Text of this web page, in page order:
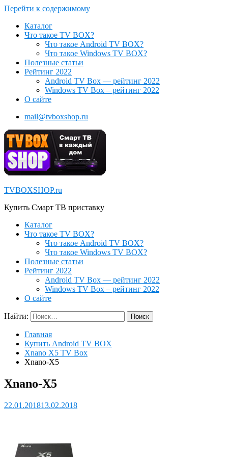
Перейти к содержимому
Каталог
Что такое TV BOX?
Что такое Android TV BOX?
Что такое Windows TV BOX?
Полезные статьи
Рейтинг 2022
Android TV Box — рейтинг 2022
Windows TV Box – рейтинг 2022
О сайте
mail@tvboxshop.ru
TVBOXSHOP.ru
Купить Смарт ТВ приставку
Каталог
Что такое TV BOX?
Что такое Android TV BOX?
Что такое Windows TV BOX?
Полезные статьи
Рейтинг 2022
Android TV Box — рейтинг 2022
Windows TV Box – рейтинг 2022
О сайте
Найти:
Главная
Купить Android TV BOX
Xnano X5 TV Box
Xnano-X5
Xnano-X5
22.01.201813.02.2018